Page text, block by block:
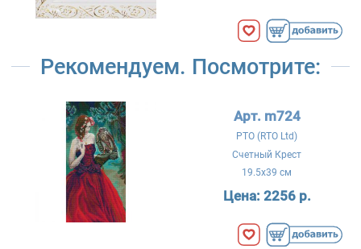
Рекомендуем. Посмотрите:
Арт. m724
РТО (RTO Ltd)
Счетный Крест
19.5x39 см
Цена: 2256 р.